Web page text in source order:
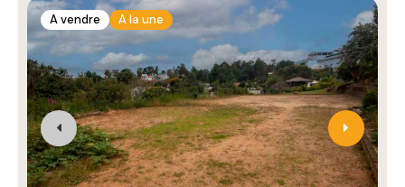
A vendre A la une